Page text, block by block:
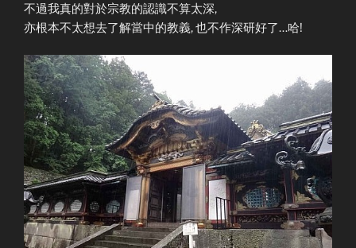
不過我真的對於宗教的認識不算太深,
亦根本不太想去了解當中的教義, 也不作深研好了…哈!